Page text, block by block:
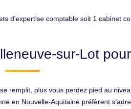
d'expertise comptable soit 1 cabinet
sur-Lot
remplit, plus vous perdez pied au
en Nouvelle-Aquitaine préfèrent